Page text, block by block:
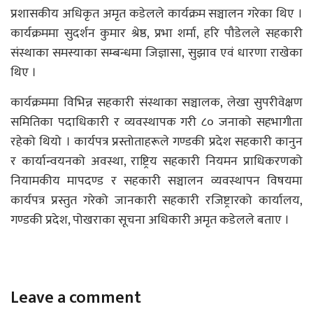
प्रशासकीय अधिकृत अमृत कडेलले कार्यक्रम सञ्चालन गरेका थिए ।
कार्यक्रममा सुदर्शन कुमार श्रेष्ठ, प्रभा शर्मा, हरि पौडेलले सहकारी
संस्थाका समस्याका सम्बन्धमा जिज्ञासा, सुझाव एवं धारणा राखेका
थिए ।
कार्यक्रममा विभिन्न सहकारी संस्थाका सञ्चालक, लेखा सुपरीवेक्षण
समितिका पदाधिकारी र व्यवस्थापक गरी ८० जनाको सहभागीता
रहेको थियो । कार्यपत्र प्रस्तोताहरूले गण्डकी प्रदेश सहकारी कानुन
र कार्यान्वयनको अवस्था, राष्ट्रिय सहकारी नियमन प्राधिकरणको
नियामकीय मापदण्ड र सहकारी सञ्चालन व्यवस्थापन विषयमा
कार्यपत्र प्रस्तुत गरेको जानकारी सहकारी रजिष्ट्रारको कार्यालय,
गण्डकी प्रदेश, पोखराका सूचना अधिकारी अमृत कडेलले बताए ।
Leave a comment